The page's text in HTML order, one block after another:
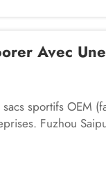
Avec
sportifs OEM
Fuzhou
un partenariat
élevés de...